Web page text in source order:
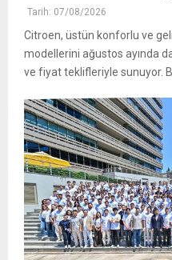
Tarih: 07/08/2026
Citroen, üstün konforlu ve
modellerini ağustos ayında
ve fiyat teklifleriyle sunuyor.